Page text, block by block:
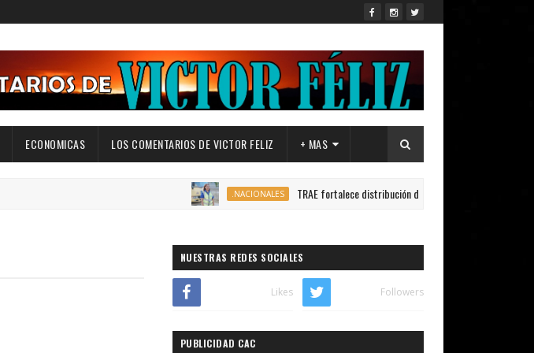
ECONOMICAS LOS COMENTARIOS DE VICTOR FELIZ + MAS
.NACIONALES TRAE fortalece distribución de autobuses en todo el país para
NUESTRAS REDES SOCIALES
Likes Followers
PUBLICIDAD CAC